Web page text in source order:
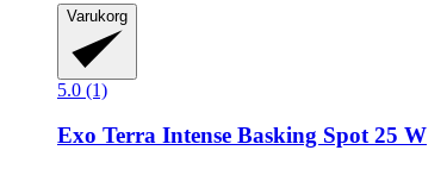
Varukorg
5.0 (1)
Exo Terra Intense Basking Spot 25 W